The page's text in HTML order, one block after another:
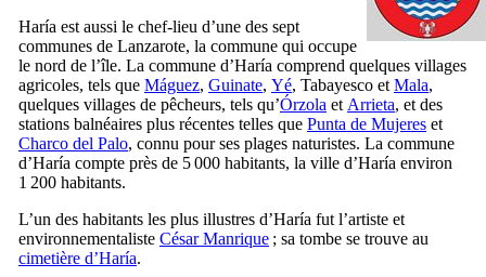
Haría est aussi le chef-lieu d’une des sept
communes de Lanzarote, la commune qui occupe
le nord de l’île. La commune d’Haría comprend quelques villages
agricoles, tels que Máguez, Guinate, Yé, Tabayesco et Mala,
quelques villages de pêcheurs, tels qu’Órzola et Arrieta, et des
stations balnéaires plus récentes telles que Punta de Mujeres et
Charco del Palo, connu pour ses plages naturistes. La commune
d’Haría compte près de 5 000 habitants, la ville d’Haría environ
1 200 habitants.
L’un des habitants les plus illustres d’Haría fut l’artiste et
environnementaliste César Manrique ; sa tombe se trouve au
cimetière d’Haría.